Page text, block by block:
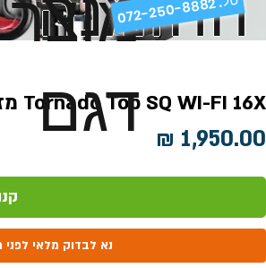
דגם
Tornado Top SQ WI-FI 16X מזגן עילי 1.25 כ"ס
מחיר
נא לבדוק מלאי לפני רכישת
072-250-8882 .